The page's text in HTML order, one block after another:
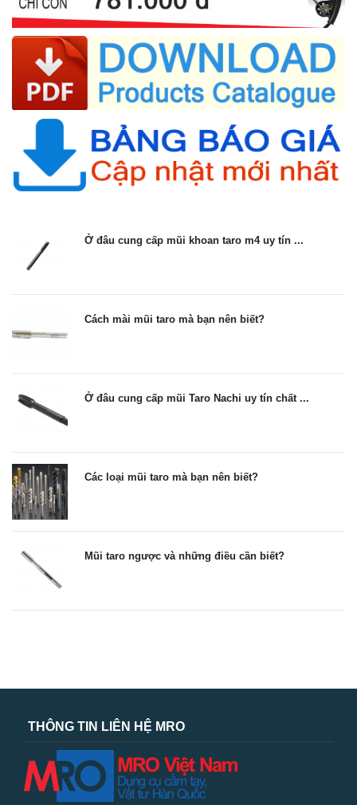
Ở đâu cung cấp mũi khoan taro m4 uy tín ...
Cách mài mũi taro mà bạn nên biết?
Ở đâu cung cấp mũi Taro Nachi uy tín chất ...
Các loại mũi taro mà bạn nên biết?
Mũi taro ngược và những điều cần biết?
THÔNG TIN LIÊN HỆ MRO